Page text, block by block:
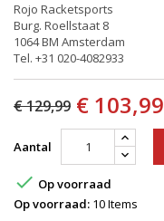
Rojo Racketsports
Burg. Roellstaat 8
1064 BM Amsterdam
Tel. +31 020-4082933
€ 129,99 € 103,99
Aantal
 Op voorraad
Op voorraad: 10 Items